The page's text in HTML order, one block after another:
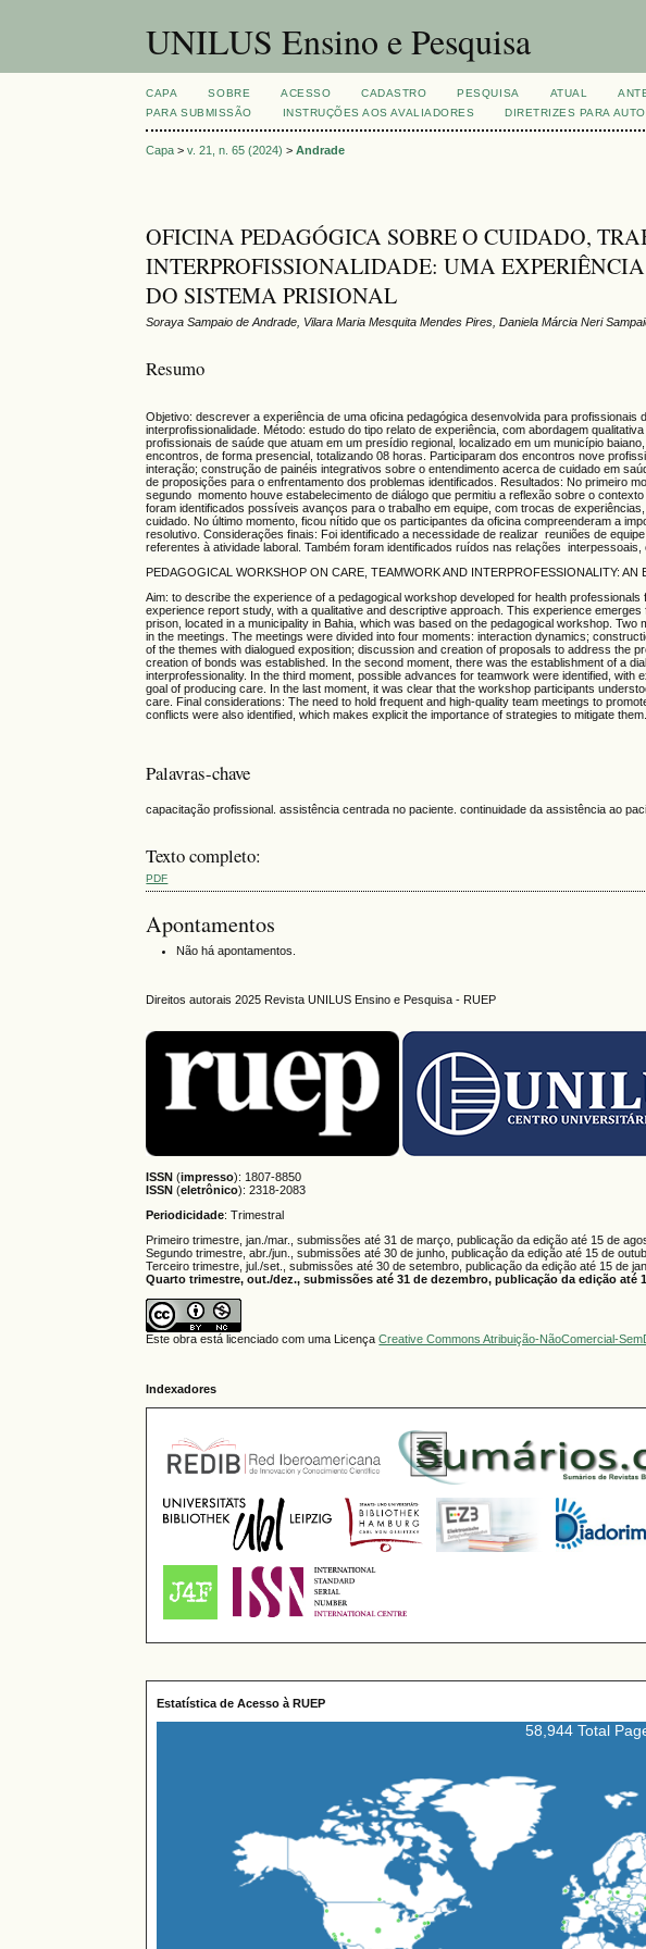
UNILUS Ensino e Pesquisa
CAPA SOBRE ACESSO CADASTRO PESQUISA ATUAL
PARA SUBMISSÃO
INSTRUÇÕES AOS AVALIADORES DIRETRIZES PARA
Capa >v. 21, n. 65 (2024) >Andrade
OFICINA PEDAGÓGICA SOBRE O CUIDADO,
INTERPROFISSIONALIDADE: UMA
DO SISTEMA PRISIONAL
Soraya Sampaio de Andrade, Vilara Maria Mesquita Mendes Pires, Daniela Márcia Neri
Resumo
Objetivo: descrever a experiência de uma oficina pedagógica desenvolvida para
interprofissionalidade. Método: estudo do tipo relato de experiência, com abordagem
profissionais de saúde que atuam em um presídio regional, localizado em um município
encontros, de forma presencial, totalizando 08 horas. Participaram dos encontros nove
interação; construção de painéis integrativos sobre o entendimento acerca de cuidado em
de proposições para o enfrentamento dos problemas identificados. Resultados: No primeiro
segundo momento houve estabelecimento de diálogo que permitiu a reflexão sobre o
foram identificados possíveis avanços para o trabalho em equipe, com trocas de
cuidado. No último momento, ficou nítido que os participantes da oficina compreenderam a
resolutivo. Considerações finais: Foi identificado a necessidade de realizar reuniões de
referentes à atividade laboral. Também foram identificados ruídos nas relações
PEDAGOGICAL WORKSHOP ON CARE, TEAMWORK AND INTERPROFESSIONALITY:
Aim: to describe the experience of a pedagogical workshop developed for health
experience report study, with a qualitative and descriptive approach. This experience
prison, located in a municipality in Bahia, which was based on the pedagogical workshop.
in the meetings. The meetings were divided into four moments: interaction dynamics;
of the themes with dialogued exposition; discussion and creation of proposals to address the
creation of bonds was established. In the second moment, there was the establishment of a
interprofessionality. In the third moment, possible advances for teamwork were identified,
goal of producing care. In the last moment, it was clear that the workshop participants
care. Final considerations: The need to hold frequent and high-quality team meetings to
conflicts were also identified, which makes explicit the importance of strategies to mitigate them.
Palavras-chave
capacitação profissional. assistência centrada no paciente. continuidade da assistência ao
Texto completo:
PDF
Apontamentos
Não há apontamentos.
Direitos autorais 2025 Revista UNILUS Ensino e Pesquisa - RUEP
ISSN (impresso): 1807-8850
ISSN (eletrônico):2318-2083
Periodicidade: Trimestral
Primeiro trimestre, jan./mar., submissões até 31 de março, publicação da edição até 15 de
Segundo trimestre, abr./jun., submissões até 30 de junho, publicação da edição até 15 de
Terceiro trimestre, jul./set., submissões até 30 de setembro, publicação da edição até 15 de
Quarto trimestre, out./dez., submissões até 31 de dezembro, publicação da edição até
Este obra está licenciado com uma LicençaCreative Commons Atribuição-NãoComercial-
Indexadores
Estatística de Acesso à RUEP
58,944 Total